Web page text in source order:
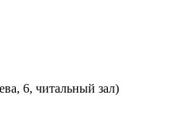
6, читальный зал)